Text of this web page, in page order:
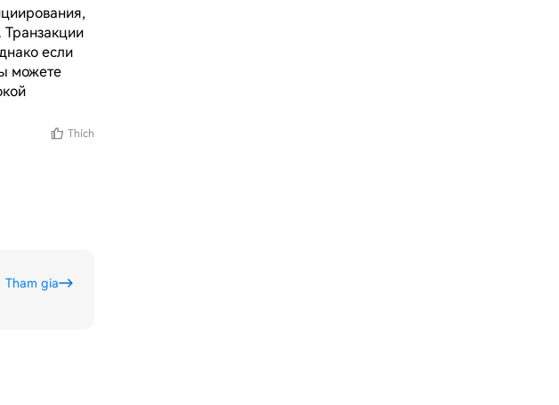
Транзакции
если
можете
Thích
Tham gia